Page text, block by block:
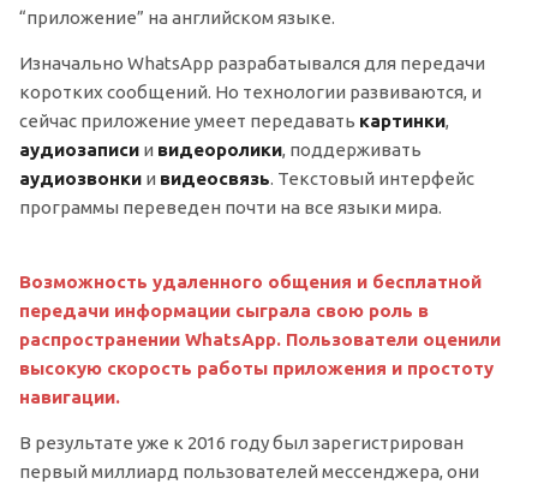
“приложение” на английском языке.
Изначально WhatsApp разрабатывался для передачи
коротких сообщений. Но технологии развиваются, и
сейчас приложение умеет передавать картинки,
аудиозаписи и видеоролики, поддерживать
аудиозвонки и видеосвязь. Текстовый интерфейс
программы переведен почти на все языки мира.
Возможность удаленного общения и бесплатной
передачи информации сыграла свою роль в
распространении WhatsApp. Пользователи оценили
высокую скорость работы приложения и простоту
навигации.
В результате уже к 2016 году был зарегистрирован
первый миллиард пользователей мессенджера, они